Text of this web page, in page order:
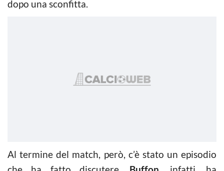
dopo una sconfitta.
Al termine del match, però, c’è stato un episodio